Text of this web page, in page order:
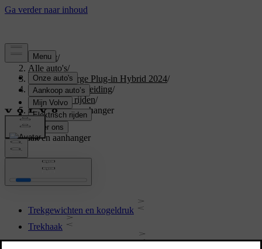
Support/
Alle auto's/
XC40 Recharge Plug-in Hybrid 2024/
Gebruikershandleiding/
Starten en rijden/
Trekhaak en aanhanger
Trekhaak en aanhanger
Trekgewichten en kogeldruk
Trekhaak
Specificaties van de trekhaak